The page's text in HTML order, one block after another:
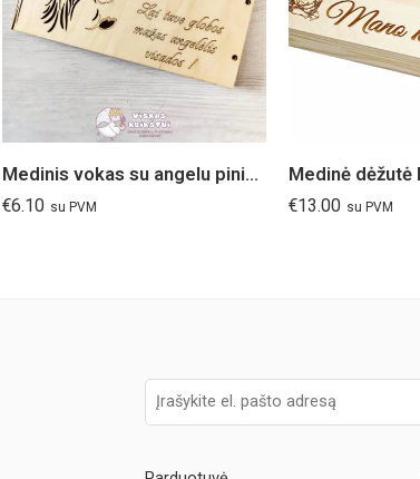
Medinis vokas su angelu pinigams “Angelas globėjas”
€6.10 su PVM
€13.00 su PVM